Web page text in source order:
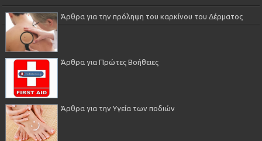
Άρθρα για την πρόληψη του καρκίνου του Δέρματος
Άρθρα για Πρώτες Βοήθειες
Άρθρα για την Υγεία των ποδιών